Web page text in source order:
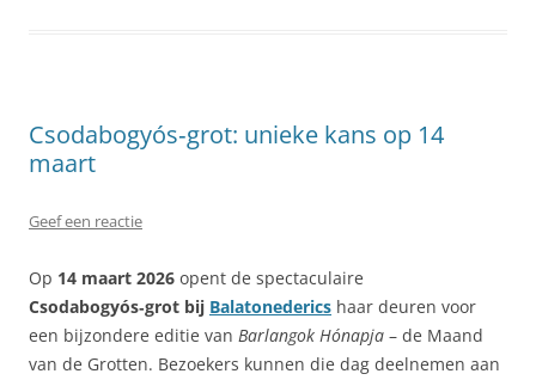
Csodabogyós‑grot: unieke kans op 14
maart
Geef een reactie
Op 14 maart 2026 opent de spectaculaire
Csodabogyós‑grot bij Balatonederics haar deuren voor
een bijzondere editie van Barlangok Hónapja – de Maand
van de Grotten. Bezoekers kunnen die dag deelnemen aan